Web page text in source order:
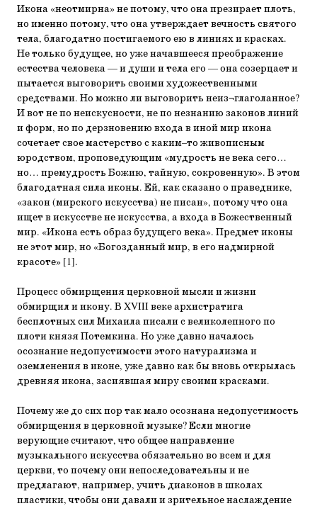
Икона «неотмирна» не потому, что она презирает плоть,
но именно потому, что она утверждает вечность святого
тела, благодатно постигаемого ею в линиях и красках.
Не только будущее, но уже начавшееся преображение
естества человека — и души и тела его — она созерцает и
пытается выговорить своими художественными
средствами. Но можно ли выговорить неиз¬глаголанное?
И вот не по неискусности, не по незнанию законов линий
и форм, но по дерзновению входа в иной мир икона
сочетает свое мастерство с каким–то живописным
юродством, проповедующим «мудрость не века сего…
но… премудрость Божию, тайную, сокровенную». В этом
благодатная сила иконы. Ей, как сказано о праведнике,
«закон (мирского искусства) не писан», потому что она
ищет в искусстве не искусства, а входа в Божественный
мир. «Икона есть образ будущего века». Предмет иконы
не этот мир, но «Богозданный мир, в его надмирной
красоте» [1].
Процесс обмирщения церковной мысли и жизни
обмирщил и икону. В XVIII веке архистратига
бесплотных сил Михаила писали с великолепного по
плоти князя Потемкина. Но уже давно началось
осознание недопустимости этого натурализма и
оземленения в иконе, уже давно как бы вновь открылась
древняя икона, засиявшая миру своими красками.
Почему же до сих пор так мало осознана недопустимость
обмирщения в церковной музыке? Если многие
верующие считают, что общее направление
музыкального искусства обязательно во всем и для
церкви, то почему они непоследовательны и не
предлагают, например, учить диаконов в школах
пластики, чтобы они давали и зрительное наслаждение